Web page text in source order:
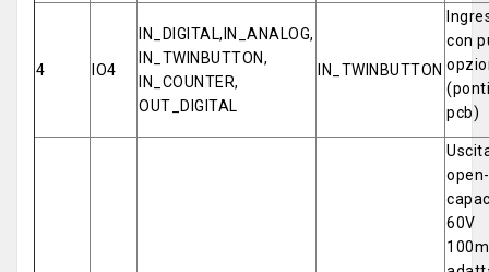
4 IO4
IN_DIGITAL,IN_ANALOG,
IN_TWINBUTTON,
IN_COUNTER,
OUT_DIGITAL
IN_TWINBUTTON
con
pcb)
60V